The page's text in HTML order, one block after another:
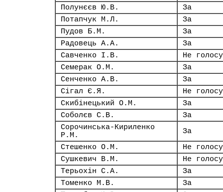
Полунєєв Ю.В.
За
Потапчук М.Л.
За
Пудов Б.М.
За
Радовець А.А.
За
Савченко І.В.
Не
Семерак О.М.
За
Сенченко А.В.
За
Сігал Є.Я.
Не
Скибінецький О.М.
За
Соболєв С.В.
За
Сорочинська-Кириленко
Р.М.
За
Стешенко О.М.
Не
Сушкевич В.М.
Не
Терьохін С.А.
За
Томенко М.В.
За